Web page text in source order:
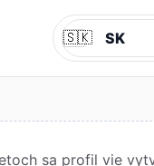
Jazyk
🇸🇰
sa profil vie